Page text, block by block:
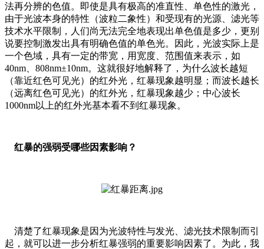
法再分辨的色值。即使是具有极高的准直性、单色性的激光，
由于光波本身的特性（波粒二象性）和受现有的光源、滤光等
技术水平限制，人们尚无法完全地表现出单色值是多少，更别
说要控制激发出具有明确色值的单色光。因此，光波实际上是
一个色域，具有一定的带宽，用宽度、范围值来表示，如
40nm、808nm±10nm。这就很好地解释了，为什么波长越短
（靠近红色可见光）的红外光，红暴现象越明显；而波长越长
（远离红色可见光）的红外光，红暴现象越少；中心波长
1000nm以上的红外光基本看不到红暴现象。
红暴的强弱受哪些因素影响？
清楚了红暴现象是因为光波特性与发光、滤光技术限制而引
起，就可以进一步分析红暴强弱的重要影响因素了。为此，我